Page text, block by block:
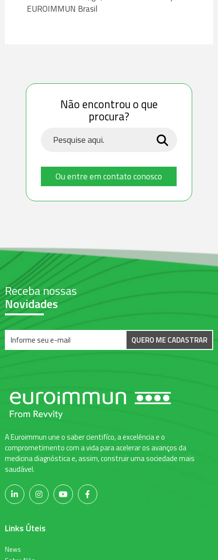
EUROIMMUN Brasil
Não encontrou o que
procura?
Ou entre em contato conosco
Receba nossas
Novidades
QUERO ME CADASTRAR
A Euroimmun une o saber cientifíco, a excelência e o
comprometimento com a vida para acelerar os avanços da
medicina diagnóstica e, assim, construir uma sociedade mais
saudável.
Links Úteis
News